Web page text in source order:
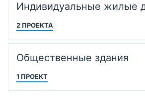
Индивидуальные жилые
2 ПРОЕКТА
Общественные здания
1 ПРОЕКТ